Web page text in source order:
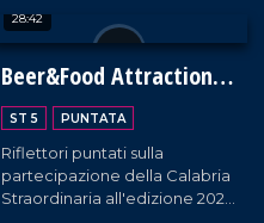
splendore.
28:42
Beer&Food Attraction
2026
ST 5 PUNTATA
Riflettori puntati sulla
partecipazione della Calabria
Straordinaria all'edizione 2026